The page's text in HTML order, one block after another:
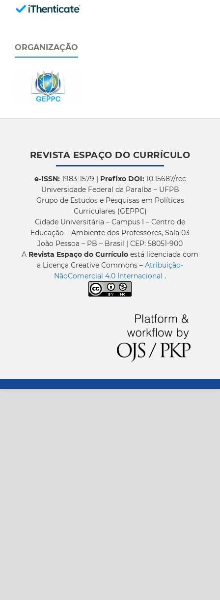
ORGANIZAÇÃO
REVISTA ESPAÇO DO CURRÍCULO
e-ISSN:1983-1579 | Prefixo DOI:10.15687/rec
Universidade Federal da Paraíba – UFPB
Grupo de Estudos e Pesquisas em Políticas
Curriculares (GEPPC)
Cidade Universitária – Campus I – Centro de
Educação – Ambiente dos Professores, Sala 03
João Pessoa – PB – Brasil | CEP: 58051-900
A Revista Espaço do Currículo está licenciada com
a Licença Creative Commons – Atribuição-
NãoComercial 4.0 Internacional .